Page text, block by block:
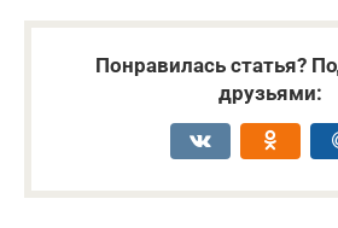
Понравилась статья?
друзьями: